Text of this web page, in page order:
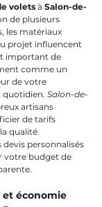
volets à Salon-de-
de plusieurs
les matériaux
projet influencent
important de
comme un
de votre
quotidien. Salon-de-
artisans
de tarifs
qualité.
devis personnalisés
votre budget de
économie